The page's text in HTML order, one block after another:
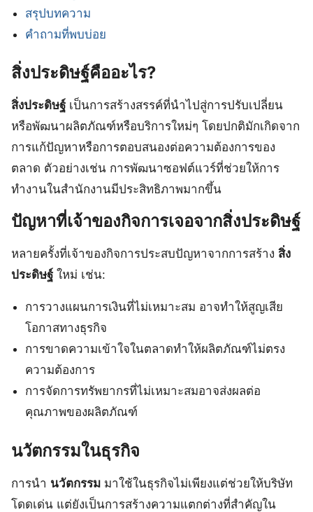
สรุปบทความ
คำถามที่พบบ่อย
สิ่งประดิษฐ์คืออะไร?
สิ่งประดิษฐ์เป็นการสร้างสรรค์ที่นำไปสู่การปรับเปลี่ยน
หรือพัฒนาผลิตภัณฑ์หรือบริการใหม่ๆ โดยปกติมักเกิดจาก
การแก้ปัญหาหรือการตอบสนองต่อความต้องการของ
ตลาด ตัวอย่างเช่น การพัฒนาซอฟต์แวร์ที่ช่วยให้การ
ทำงานในสำนักงานมีประสิทธิภาพมากขึ้น
ปัญหาที่เจ้าของกิจการเจอจากสิ่งประดิษฐ์
หลายครั้งที่เจ้าของกิจการประสบปัญหาจากการสร้าง สิ่ง
ประดิษฐ์ใหม่ เช่น:
การวางแผนการเงินที่ไม่เหมาะสม อาจทำให้สูญเสีย
โอกาสทางธุรกิจ
การขาดความเข้าใจในตลาดทำให้ผลิตภัณฑ์ไม่ตรง
ความต้องการ
การจัดการทรัพยากรที่ไม่เหมาะสมอาจส่งผลต่อ
คุณภาพของผลิตภัณฑ์
นวัตกรรมในธุรกิจ
การนำ นวัตกรรม มาใช้ในธุรกิจไม่เพียงแต่ช่วยให้บริษัท
โดดเด่น แต่ยังเป็นการสร้างความแตกต่างที่สำคัญใน